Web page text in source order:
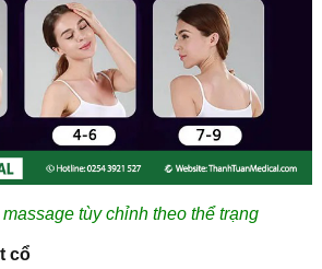
tùy chỉnh theo thể trạng
cổ